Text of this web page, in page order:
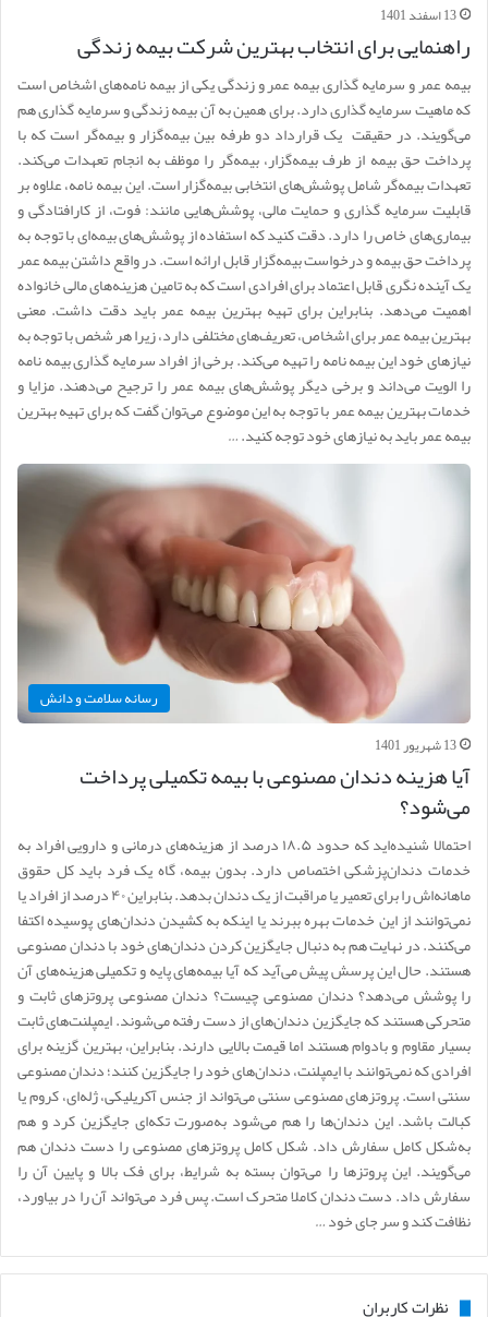
13 اسفند 1401
راهنمایی برای انتخاب بهترین شرکت بیمه زندگی
بیمه عمر و سرمایه گذاری بیمه عمر و زندگی یکی از بیمه نامه‌های اشخاص است
که ماهیت سرمایه گذاری دارد. برای همین به آن بیمه زندگی و سرمایه گذاری هم
می‌گویند. در حقیقت یک قرارداد دو طرفه بین بیمه‌گزار و بیمه‌گر است که با
پرداخت حق بیمه از طرف بیمه‌گزار، بیمه‌گر را موظف به انجام تعهدات می‌کند.
تعهدات بیمه‌گر شامل پوشش‌های انتخابی بیمه‌گزار است. این بیمه نامه، علاوه بر
قابلیت سرمایه گذاری و حمایت مالی، پوشش‌هایی مانند: فوت، از کارافتادگی و
بیماری‌های خاص را دارد. دقت کنید که استفاده از پوشش‌های بیمه‌ای با توجه به
پرداخت حق بیمه و درخواست بیمه‌گزار قابل ارائه است. در واقع داشتن بیمه عمر
یک آینده نگری قابل اعتماد برای افرادی است که به تامین هزینه‌های مالی خانواده
اهمیت می‌دهد. بنابراین برای تهیه بهترین بیمه عمر باید دقت داشت. معنی
بهترین بیمه عمر برای اشخاص، تعریف‌های مختلفی دارد، زیرا هر شخص با توجه به
نیاز‌های خود این بیمه نامه را تهیه می‌کند. برخی از افراد سرمایه گذاری بیمه نامه
را الویت می‌داند و برخی دیگر پوشش‌های بیمه عمر را ترجیح می‌دهند. مزایا و
خدمات بهترین بیمه عمر با توجه به این موضوع می‌توان گفت که برای تهیه بهترین
بیمه عمر باید به نیاز‌های خود توجه کنید. …
رسانه سلامت و دانش
13 شهریور 1401
آیا هزینه دندان مصنوعی با بیمه تکمیلی پرداخت
می‌شود؟
احتمالا شنیده‌اید که حدود ۱۸.۵ درصد از هزینه‌های درمانی و دارویی افراد به
خدمات دندان‌پزشکی اختصاص دارد. بدون بیمه، گاه یک فرد باید کل حقوق
ماهانه‌اش را برای تعمیر یا مراقبت از یک دندان بدهد. بنابراین ۴۰ درصد از افراد یا
نمی‌توانند از این خدمات بهره ببرند یا اینکه به کشیدن دندان‌های پوسیده اکتفا
می‌کنند. در نهایت هم به دنبال جایگزین کردن دندان‌های خود با دندان مصنوعی
هستند. حال این پرسش پیش می‌آید که آیا بیمه‌های پایه و تکمیلی هزینه‌های آن
را پوشش می‌دهد؟ دندان مصنوعی چیست؟ دندان مصنوعی پروتزهای ثابت و
متحرکی هستند که جایگزین دندان‌های از دست رفته می‌شوند. ایمپلنت‌های ثابت
بسیار مقاوم و بادوام هستند اما قیمت بالایی دارند. بنابراین، بهترین گزینه برای
افرادی که نمی‌توانند با ایمپلنت، دندان‌های خود را جایگزین کنند؛ دندان مصنوعی
سنتی است. پروتزهای مصنوعی سنتی می‌تواند از جنس آکریلیکی، ژله‌ای، کروم یا
کبالت باشد. این دندان‌ها را هم می‌شود به‌صورت تکه‌ای جایگزین کرد و هم
به‌شکل کامل سفارش داد. شکل کامل پروتزهای مصنوعی را دست دندان هم
می‌گویند. این پروتزها را می‌توان بسته به شرایط، برای فک بالا و پایین آن را
سفارش داد. دست دندان کاملا متحرک است. پس فرد می‌تواند آن را در بیاورد،
نظافت کند و سر جای خود …
نظرات کاربران